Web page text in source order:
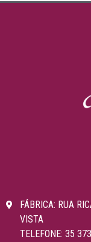
FÁBRICA: RUA
VISTA
TELEFONE: 35